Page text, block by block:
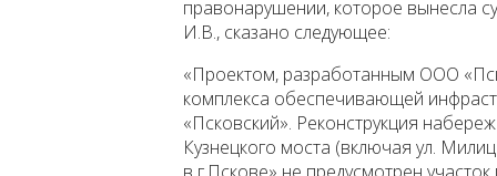
правонарушении, которое вынесла
И.В., сказано следующее:
«Проектом, разработанным ООО
комплекса обеспечивающей
«Псковский». Реконструкция
Кузнецкого моста (включая ул.